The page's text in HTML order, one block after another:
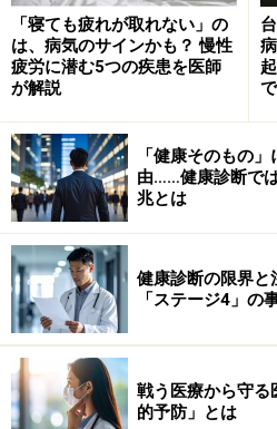
についてのウソ・ホント
そもそもピルってなんですか
こんな人は要注意！ ピルを
お薬の基礎知識part13 ピ
（薬について）
産む、産まないで何が変わ
集 妊娠、出産で変わる病気の
これだけは抑えておきたい
識！ 知っておきたい女性の病
生理痛の原因と対策～月経
経痛はどうして起こるの？
※記事内容は執筆時点のものです。
「寝ても疲れが取れない」の
は、病気のサインかも？ 慢性
疲労に潜む5つの疾患を医師
が解説
「健康そのもの
由……健康診断で
兆とは
健康診断の限界
「ステージ4」の
戦う医療から守る
的予防」とは